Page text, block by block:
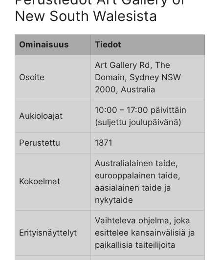
New South Walesista
Ominaisuus Tiedot
Osoite
Art Gallery Rd, The
Domain, Sydney NSW
2000, Australia
Aukioloajat
10:00 – 17:00 päivittäin
(suljettu joulupäivänä)
Perustettu 1871
Kokoelmat
Australialainen taide,
eurooppalainen taide,
aasialainen taide ja
nykytaide
Erityisnäyttelyt
Vaihteleva ohjelma, joka
esittelee kansainvälisiä ja
paikallisia taiteilijoita